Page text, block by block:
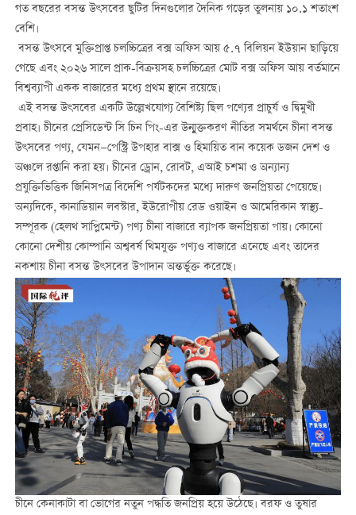
গত বছরের বসন্ত উৎসবের ছুটির দিনগুলোর দৈনিক গড়ের তুলনায় ১০.১ শতাংশ
বেশি।
বসন্ত উৎসবে মুক্তিপ্রাপ্ত চলচ্চিত্রের বক্স অফিস আয় ৫.৭ বিলিয়ন ইউয়ান ছাড়িয়ে
গেছে এবং ২০২৬ সালে প্রাক-বিক্রয়সহ চলচ্চিত্রের মোট বক্স অফিস আয় বর্তমানে
বিশ্বব্যাপী একক বাজারের মধ্যে প্রথম স্থানে রয়েছে।
এই বসন্ত উৎসবের একটি উল্লেখযোগ্য বৈশিষ্ট্য ছিল পণ্যের প্রাচুর্য ও দ্বিমুখী
প্রবাহ। চীনের প্রেসিডেন্ট সি চিন পিং-এর উন্মুক্তকরণ নীতির সমর্থনে চীনা বসন্ত
উৎসবের পণ্য, যেমন—পেস্ট্রি উপহার বাক্স ও হিমায়িত বান কয়েক ডজন দেশ ও
অঞ্চলে রপ্তানি করা হয়। চীনের ড্রোন, রোবট, এআই চশমা ও অন্যান্য
প্রযুক্তিভিত্তিক জিনিসপত্র বিদেশি পর্যটকদের মধ্যে দারুণ জনপ্রিয়তা পেয়েছে।
অন্যদিকে, কানাডিয়ান লবস্টার, ইউরোপীয় রেড ওয়াইন ও আমেরিকান স্বাস্থ্য-
সম্পূরক (হেলথ সাপ্লিমেন্ট) পণ্য চীনা বাজারে ব্যাপক জনপ্রিয়তা পায়। কোনো
কোনো দেশীয় কোম্পানি অশ্ববর্ষ থিমযুক্ত পণ্যও বাজারে এনেছে এবং তাদের
নকশায় চীনা বসন্ত উৎসবের উপাদান অন্তর্ভুক্ত করেছে।
চীনে কেনাকাটা বা ভোগের নতুন পদ্ধতি জনপ্রিয় হয়ে উঠেছে। বরফ ও তুষার